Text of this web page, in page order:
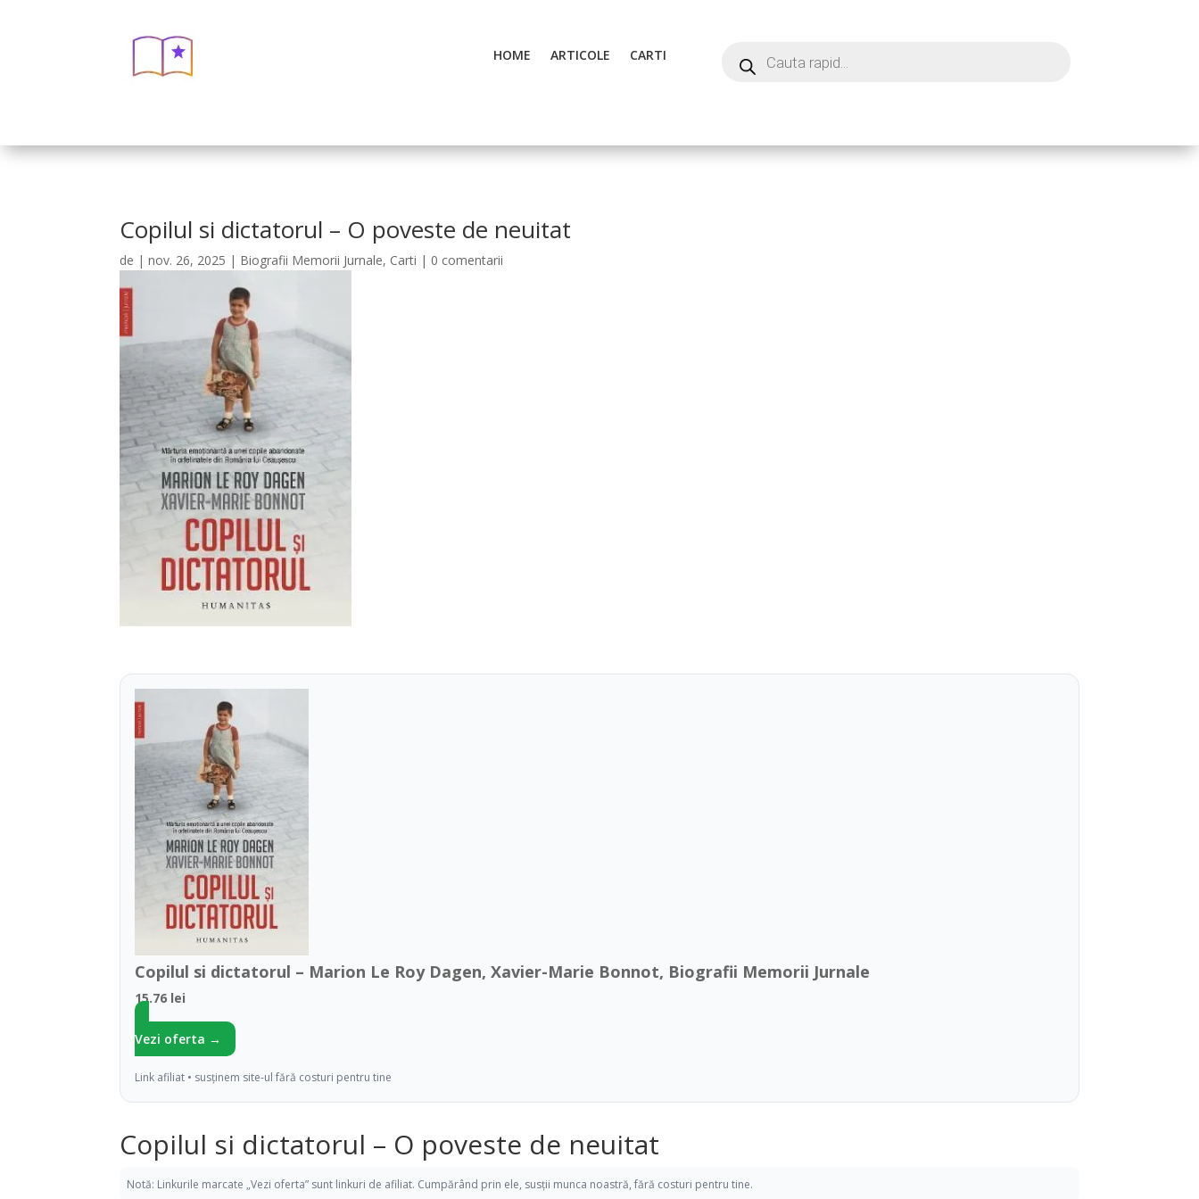
HOME ARTICOLE CARTI
Copilul si dictatorul – O poveste de neuitat
de |nov. 26, 2025 | Biografii Memorii Jurnale, Carti | 0 comentarii
Copilul si dictatorul – Marion Le Roy Dagen, Xavier-Marie Bonnot, Biografii Memorii Jurnale
15.76 lei
Vezi oferta →
Link afiliat • susținem site-ul fără costuri pentru tine
Copilul si dictatorul – O poveste de neuitat
Notă: Linkurile marcate „Vezi oferta” sunt linkuri de afiliat. Cumpărând prin ele, susții munca noastră, fără costuri pentru tine.